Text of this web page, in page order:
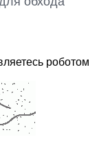
роботом